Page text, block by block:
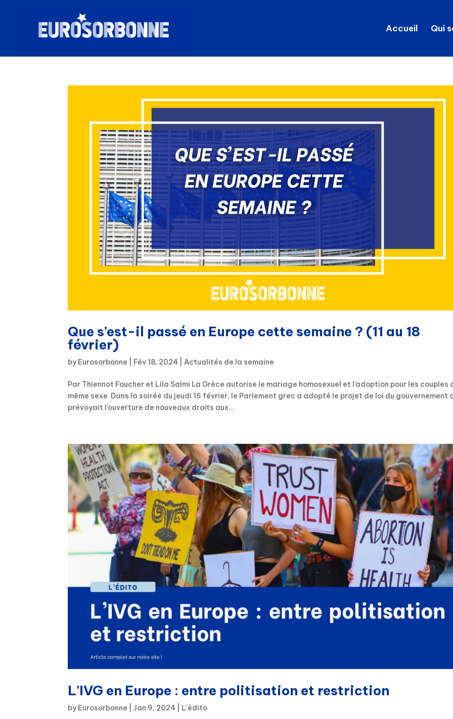
Accueil Qui
Que s’est-il passé en Europe cette semaine ? (11 au 18
février)
by Eurosorbonne Fév 18, 2024 |Actualités de la semaine
Par Thiennot Foucher et Lila Salmi La Grèce autorise le mariage homosexuel et l’adoption pour les couples
même sexe Dans la soirée du jeudi 15 février, le Parlement grec a adopté le projet de loi du gouvernement
prévoyait l’ouverture de nouveaux droits aux...
L’IVG en Europe : entre politisation et restriction
by Eurosorbonne |Jan 9, 2024 L'édito